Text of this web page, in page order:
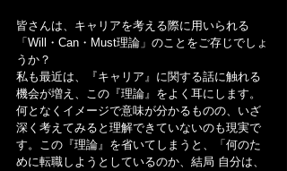
皆さんは、キャリアを考える際に用いられる
「Will・Can・Must理論」のことをご存じでしょ
うか？
私も最近は、『キャリア』に関する話に触れる
機会が増え、この『理論』をよく耳にします。
何となくイメージで意味が分かるものの、いざ
深く考えてみると理解できていないのも現実で
す。この『理論』を省いてしまうと、「何のた
めに転職しようとしているのか、結局 自分は、